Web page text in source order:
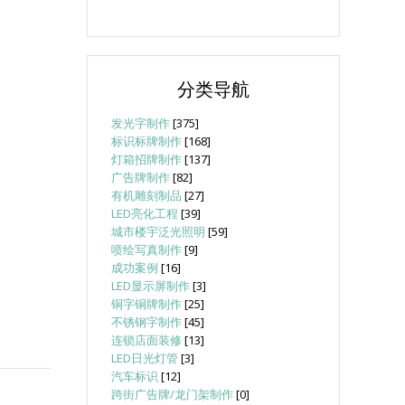
分类导航
发光字制作[375]
标识标牌制作[168]
灯箱招牌制作[137]
广告牌制作[82]
有机雕刻制品 [27]
LED亮化工程 [39]
城市楼宇泛光照明 [59]
喷绘写真制作[9]
成功案例 [16]
LED显示屏制作[3]
铜字铜牌制作[25]
不锈钢字制作[45]
连锁店面装修 [13]
LED日光灯管[3]
汽车标识 [12]
跨街广告牌/龙门架制作[0]